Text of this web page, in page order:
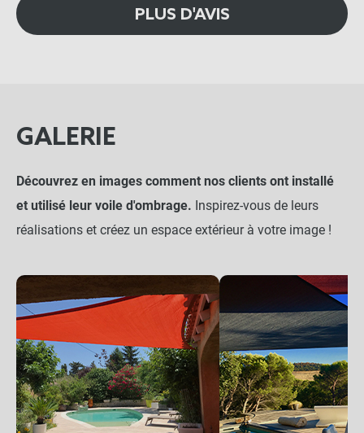
PLUS D'AVIS
GALERIE
Découvrez en images comment nos clients ont installé
et utilisé leur voile d'ombrage. Inspirez-vous de leurs
réalisations et créez un espace extérieur à votre image !